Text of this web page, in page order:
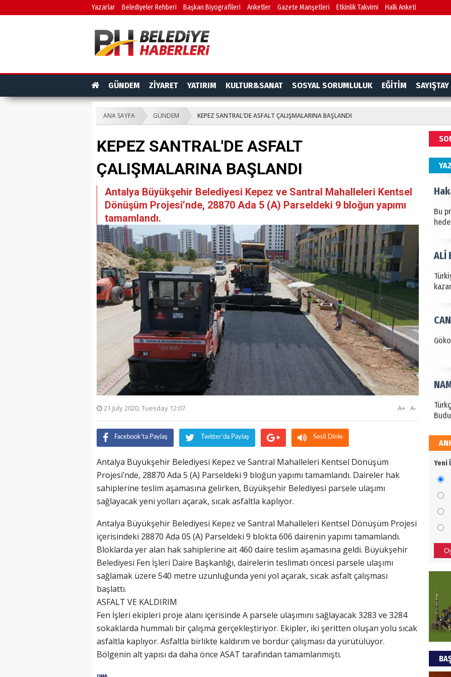
Yazarlar Belediyeler Rehberi Başkan Biyografileri Anketler Gazete Manşetleri Etkinlik Takvimi Halk Anketi
GÜNDEM ZİYARET YATIRIM KULTUR&SANAT SOSYAL SORUMLULUK EĞİTİM SAYIŞTAY
ANA SAYFA GÜNDEM KEPEZ SANTRAL'DE ASFALT ÇALIŞMALARINA BAŞLANDI
KEPEZ SANTRAL'DE ASFALT
ÇALIŞMALARINA BAŞLANDI
Antalya Büyükşehir Belediyesi Kepez ve Santral Mahalleleri Kentsel
Dönüşüm Projesi’nde, 28870 Ada 5 (A) Parseldeki 9 bloğun yapımı
tamamlandı.
21 July 2020, Tuesday 12:07 A-
A+
Facebook'ta Paylaş Twitter'da Paylaş Sesli Dinle
Antalya Büyükşehir Belediyesi Kepez ve Santral Mahalleleri Kentsel Dönüşüm
Projesi’nde, 28870 Ada 5 (A) Parseldeki 9 bloğun yapımı tamamlandı. Daireler hak
sahiplerine teslim aşamasına gelirken, Büyükşehir Belediyesi parsele ulaşımı
sağlayacak yeni yolları açarak, sıcak asfaltla kaplıyor.
Antalya Büyükşehir Belediyesi Kepez ve Santral Mahalleleri Kentsel Dönüşüm Projesi
içerisindeki 28870 Ada 05 (A) Parseldeki 9 blokta 606 dairenin yapımı tamamlandı.
Bloklarda yer alan hak sahiplerine ait 460 daire teslim aşamasına geldi. Büyükşehir
Belediyesi Fen İşleri Daire Başkanlığı, dairelerin teslimatı öncesi parsele ulaşımı
sağlamak üzere 540 metre uzunluğunda yeni yol açarak, sıcak asfalt çalışması
başlattı.
ASFALT VE KALDIRIM
Fen İşleri ekipleri proje alanı içerisinde A parsele ulaşımını sağlayacak 3283 ve 3284
sokaklarda hummalı bir çalışma gerçekleştiriyor. Ekipler, iki şeritten oluşan yolu sıcak
asfaltla kaplıyor. Asfaltla birlikte kaldırım ve bordür çalışması da yürütülüyor.
Bölgenin alt yapısı da daha önce ASAT tarafından tamamlanmıştı.
Bu
ALİ
Yeni